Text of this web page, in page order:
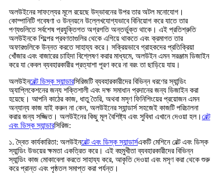
অলউইনের সাফল্যের মূলে রয়েছে উদ্ভাবনের উপর তার অটল মনোযোগ।
কোম্পানিটি গবেষণা ও উন্নয়নে উল্লেখযোগ্যভাবে বিনিয়োগ করে যাতে তার
পণ্যগুলিতে সর্বশেষ প্রযুক্তিগত অগ্রগতি অন্তর্ভুক্ত থাকে। এই প্রতিশ্রুতি
অলউইনকে শিল্পের প্রবণতাগুলির থেকে এগিয়ে থাকতে এবং ক্রমাগত তার
অফারগুলিকে উন্নত করতে সাহায্য করে। সক্রিয়ভাবে গ্রাহকদের প্রতিক্রিয়া
খোঁজার এবং বাজারের চাহিদা বিশ্লেষণ করার মাধ্যমে, অলউইন এমন সরঞ্জাম ডিজাইন
করে যা কেবল ব্যবহারকারীর প্রত্যাশা পূরণ করে না বরং তা ছাড়িয়ে যায়।
অলউইনবেল্ট ডিস্ক স্যান্ডারসিরিজটি ব্যবহারকারীদের বিভিন্ন ধরণের স্যান্ডিং
অ্যাপ্লিকেশনের জন্য শক্তিশালী এবং দক্ষ সমাধান প্রদানের জন্য ডিজাইন করা
হয়েছে। আপনি কাঠের কাজ, ধাতু তৈরি, অথবা মসৃণ ফিনিশিংয়ের প্রয়োজন এমন
অন্যান্য কাজ যাই করুন না কেন, অলউইনের স্যান্ডার্স সহজেই কাজটি পরিচালনা
করার জন্য সজ্জিত। অলউইনের কিছু মূল বৈশিষ্ট্য এবং সুবিধা এখানে দেওয়া হল। বেল্ট
এবং ডিস্ক স্যান্ডারসিরিজ:
১. দ্বৈত কার্যকারিতা: অলউইনবেল্ট এবং ডিস্ক স্যান্ডার্সএকটি মেশিনে বেল্ট এবং ডিস্ক
স্যান্ডিং উভয়ের ক্ষমতা একত্রিত করে। এই বহুমুখীতা ব্যবহারকারীদের বিভিন্ন
স্যান্ডিং কাজ মোকাবেলা করতে সাহায্য করে, আকৃতি দেওয়া এবং মসৃণ করা থেকে শুরু
করে প্রান্ত এবং পৃষ্ঠতল সমাপ্ত করা পর্যন্ত।